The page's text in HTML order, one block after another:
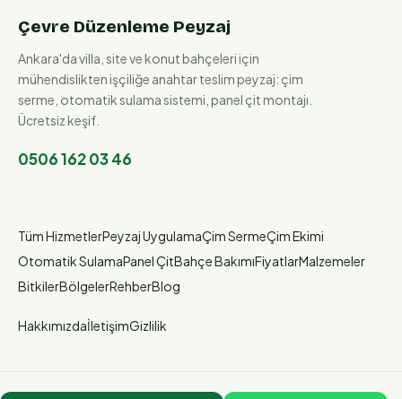
Çevre Düzenleme Peyzaj
Ankara'da villa, site ve konut bahçeleri için
mühendislikten işçiliğe anahtar teslim peyzaj: çim
serme, otomatik sulama sistemi, panel çit montajı.
Ücretsiz keşif.
0506 162 03 46
Tüm HizmetlerPeyzaj UygulamaÇim SermeÇim Ekimi
Otomatik SulamaPanel ÇitBahçe BakımıFiyatlarMalzemeler
BitkilerBölgelerRehberBlog
HakkımızdaİletişimGizlilik